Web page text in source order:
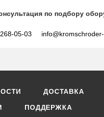
по подбору
05-03
ДОСТАВКА
ПОДДЕРЖКА